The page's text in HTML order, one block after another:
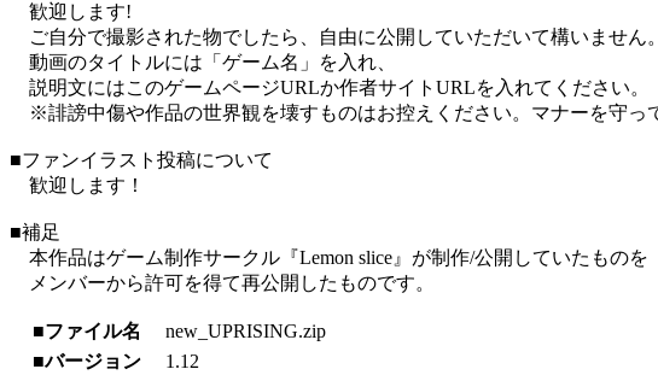
歓迎します!
ご自分で撮影された物でしたら、自由に公開していただいて構いません。
動画のタイトルには「ゲーム名」を入れ、
説明文にはこのゲームページURLか作者サイトURLを入れてください。
※誹謗中傷や作品の世界観を壊すものはお控えください。マナーを守っ
■ファンイラスト投稿について
歓迎します！
■補足
本作品はゲーム制作サークル『Lemon slice』が制作/公開していたものを
メンバーから許可を得て再公開したものです。
■ファイル名
new_UPRISING.zip
■バージョン
1.12